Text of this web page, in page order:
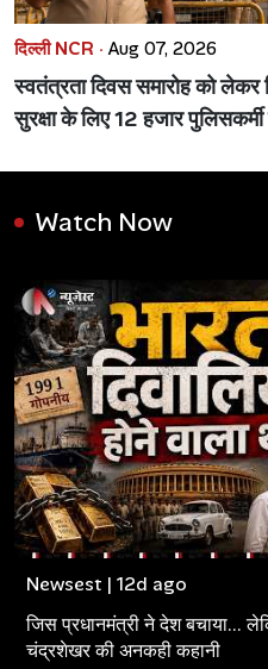
दिल्ली NCR · Aug 07, 2026
स्वतंत्रता दिवस समारोह को लेकर
सुरक्षा के लिए 12 हजार
Watch Now
Newsest | 12d ago
जिस प्रधानमंत्री ने देश बचाया...
चंद्रशेखर की अनकही कहानी